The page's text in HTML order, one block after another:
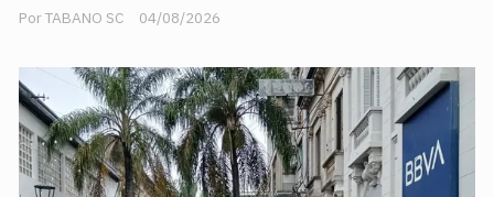
TABANO SC 04/08/2026